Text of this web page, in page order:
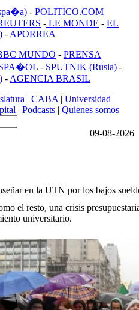
- POLITICO.COM
- LE MONDE - EL
- APORREA
MUNDO - PRENSA
- SPUTNIK (Rusia) -
- AGENCIA BRASIL
| CABA | Universidad |
| Podcasts | Quienes somos
09-08-2026
en la UTN por los bajos
el resto, una crisis
universitario.